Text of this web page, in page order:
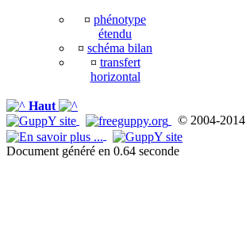
¤ phénotype
étendu
¤ schéma bilan
¤ transfert
horizontal
Haut
© 2004-2014
Document généré en 0.64 seconde